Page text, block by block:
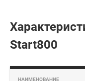
Start800